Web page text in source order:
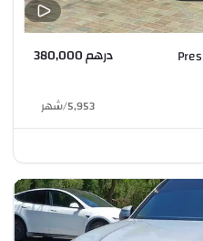
درهم 380,000
5,953
/شهر